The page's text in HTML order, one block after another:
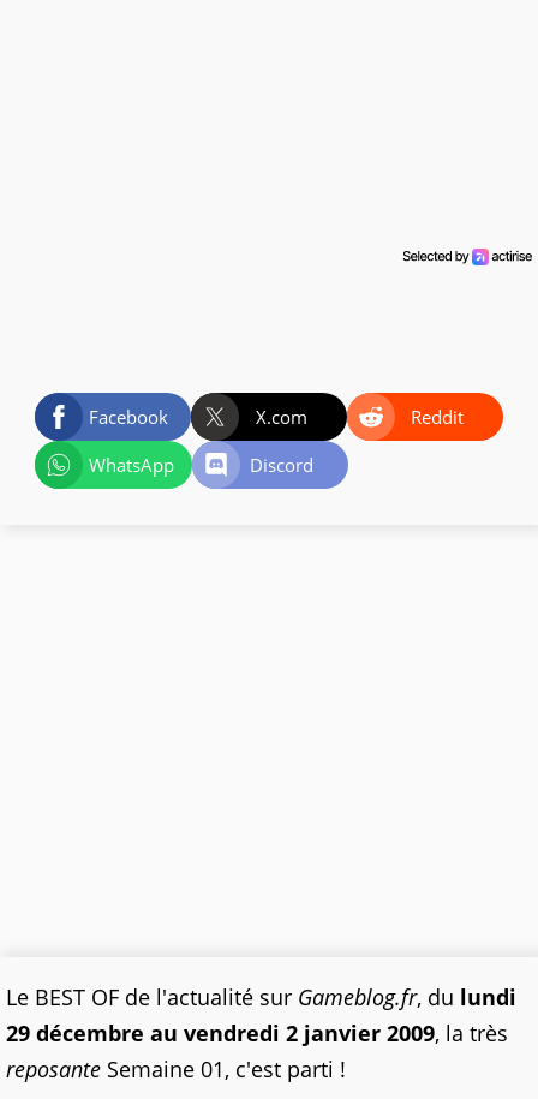
Facebook X.com
Reddit
WhatsApp
Discord
Le BEST OF de l'actualité sur Gameblog.fr, du lundi
29 décembre au vendredi 2 janvier 2009, la très
reposante Semaine 01, c'est parti !